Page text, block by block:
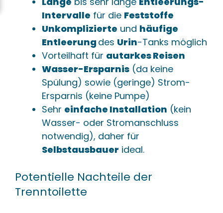
Intervalle für die Feststoffe
Unkomplizierte und häufige
Entleerung des Urin-Tanks möglich
Vorteilhaft für autarkes Reisen
Wasser-Ersparnis (da keine
Spülung) sowie (geringe) Strom-
Ersparnis (keine Pumpe)
Sehr einfache Installation (kein
Wasser- oder Stromanschluss
notwendig), daher für
Selbstausbauer ideal.
Potentielle Nachteile der
Trenntoilette